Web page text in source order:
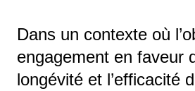
Dans un contexte où
engagement en faveur
longévité et l’efficacité